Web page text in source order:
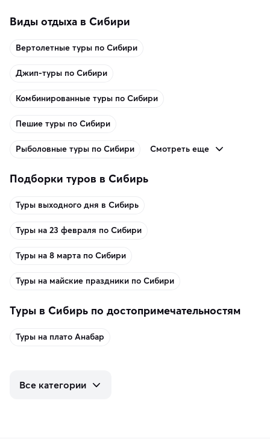
Виды отдыха в Сибири
Вертолетные туры по Сибири
Джип-туры по Сибири
Комбинированные туры по Сибири
Пешие туры по Сибири
Рыболовные туры по Сибири Смотреть еще
Подборки туров в Сибирь
Туры выходного дня в Сибирь
Туры на 23 февраля по Сибири
Туры на 8 марта по Сибири
Туры на майские праздники по Сибири
Туры в Сибирь по достопримечательностям
Туры на плато Анабар
Все категории